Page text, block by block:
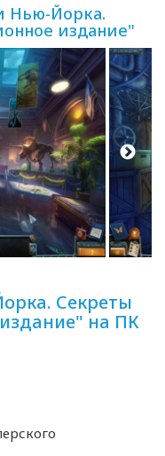
Нью-Йорка.
издание"
Секреты
на ПК